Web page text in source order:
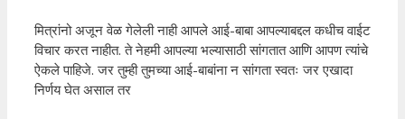
मित्रांनो अजून वेळ गेलेली नाही आपले आई-बाबा आपल्याबद्दल कधीच वाईट
विचार करत नाहीत. ते नेहमी आपल्या भल्यासाठी सांगतात आणि आपण त्यांचे
ऐकले पाहिजे. जर तुम्ही तुमच्या आई-बाबांना न सांगता स्वतः जर एखादा
निर्णय घेत असाल तर